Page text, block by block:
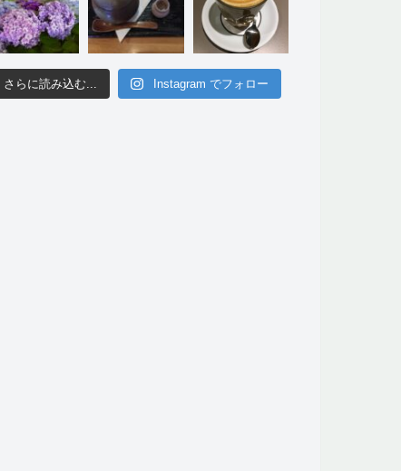
さらに読み込む... Instagram でフォロー